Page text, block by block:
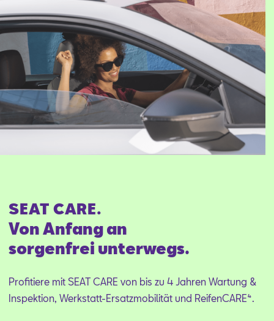
SEAT CARE.
Von Anfang an
sorgenfrei unterwegs.
Profitiere mit SEAT CARE von bis zu 4 Jahren Wartung &
Inspektion, Werkstatt-Ersatzmobilität und ReifenCARE⁴.